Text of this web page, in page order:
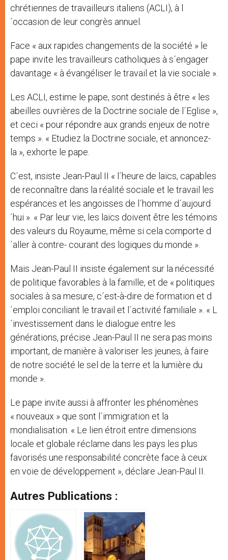
chrétiennes de travailleurs italiens (ACLI), à l
´occasion de leur congrès annuel.
Face « aux rapides changements de la société » le
pape invite les travailleurs catholiques à s´engager
davantage « à évangéliser le travail et la vie sociale ».
Les ACLI, estime le pape, sont destinés à être « les
abeilles ouvrières de la Doctrine sociale de l´Eglise »,
et ceci « pour répondre aux grands enjeux de notre
temps ». « Etudiez la Doctrine sociale, et annoncez-
la », exhorte le pape.
C´est, insiste Jean-Paul II « l´heure de laïcs, capables
de reconnaître dans la réalité sociale et le travail les
espérances et les angoisses de l´homme d´aujourd
´hui ». « Par leur vie, les laïcs doivent être les témoins
des valeurs du Royaume, même si cela comporte d
´aller à contre- courant des logiques du monde ».
Mais Jean-Paul II insiste également sur la nécessité
de politique favorables à la famille, et de « politiques
sociales à sa mesure, c´est-à-dire de formation et d
´emploi conciliant le travail et l´activité familiale ». « L
´investissement dans le dialogue entre les
générations, précise Jean-Paul II ne sera pas moins
important, de manière à valoriser les jeunes, à faire
de notre société le sel de la terre et la lumière du
monde ».
Le pape invite aussi à affronter les phénomènes
« nouveaux » que sont l´immigration et la
mondialisation. « Le lien étroit entre dimensions
locale et globale réclame dans les pays les plus
favorisés une responsabilité concrète face à ceux
en voie de développement », déclare Jean-Paul II.
Autres Publications :